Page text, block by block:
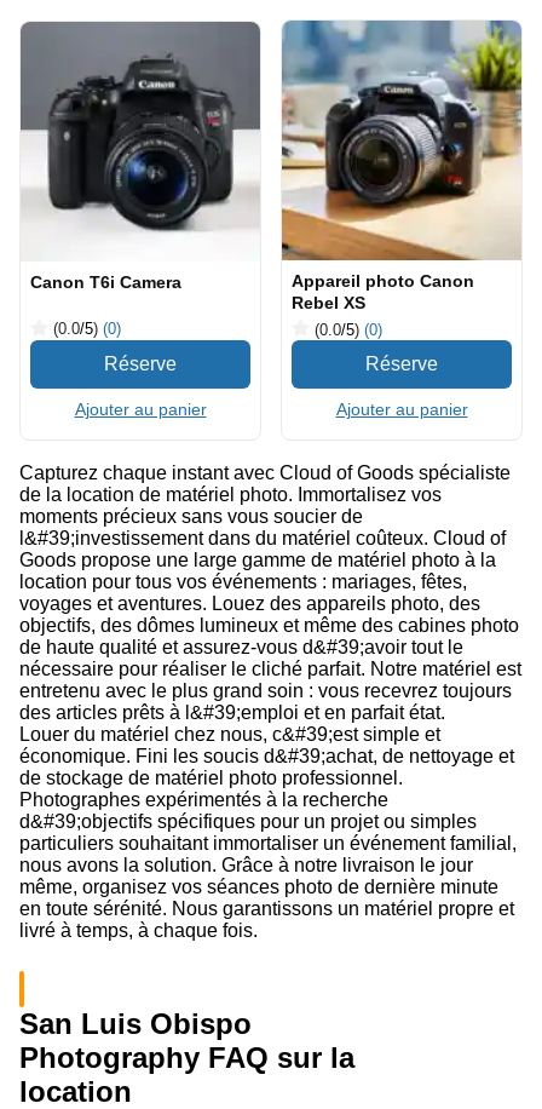
Canon T6i Camera
(0.0/5) (0)
Ajouter au panier
Appareil photo Canon
Rebel XS
(0.0/5) (0)
Ajouter au panier
Capturez chaque instant avec Cloud of Goods spécialiste
de la location de matériel photo. Immortalisez vos
moments précieux sans vous soucier de
l&#39;investissement dans du matériel coûteux. Cloud of
Goods propose une large gamme de matériel photo à la
location pour tous vos événements : mariages, fêtes,
voyages et aventures. Louez des appareils photo, des
objectifs, des dômes lumineux et même des cabines photo
de haute qualité et assurez-vous d&#39;avoir tout le
nécessaire pour réaliser le cliché parfait. Notre matériel est
entretenu avec le plus grand soin : vous recevrez toujours
des articles prêts à l&#39;emploi et en parfait état.
Louer du matériel chez nous, c&#39;est simple et
économique. Fini les soucis d&#39;achat, de nettoyage et
de stockage de matériel photo professionnel.
Photographes expérimentés à la recherche
d&#39;objectifs spécifiques pour un projet ou simples
particuliers souhaitant immortaliser un événement familial,
nous avons la solution. Grâce à notre livraison le jour
même, organisez vos séances photo de dernière minute
en toute sérénité. Nous garantissons un matériel propre et
livré à temps, à chaque fois.
San Luis Obispo
Photography FAQ sur la
location